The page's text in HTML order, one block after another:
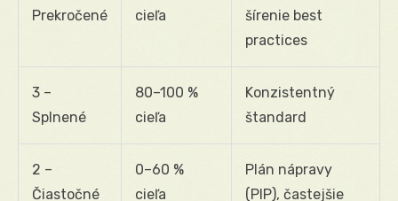
Prekročené
cieľa
šírenie best
practices
3 –
Splnené
80–100 %
cieľa
Konzistentný
štandard
2 –
Čiastočné
0–60 %
cieľa
Plán nápravy
(PIP), častejšie